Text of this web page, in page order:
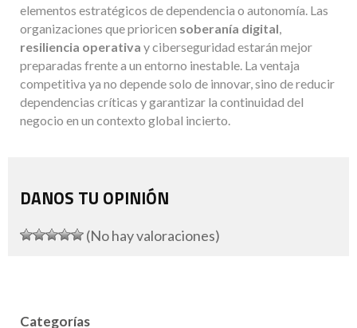
elementos estratégicos de dependencia o autonomía. Las
organizaciones que prioricen soberanía digital
resiliencia operativa y ciberseguridad estarán mejor
preparadas frente a un entorno inestable. La ventaja
competitiva ya no depende solo de innovar, sino de reducir
dependencias críticas y garantizar la continuidad del
negocio en un contexto global incierto.
DANOS TU OPINIÓN
(No hay valoraciones)
Categorías